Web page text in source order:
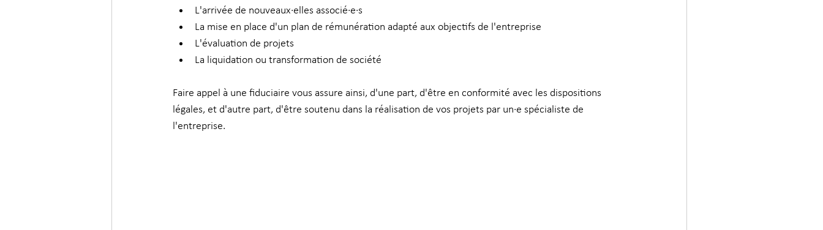
L'arrivée de nouveaux·elles associé·e·s
La mise en place d'un plan de rémunération adapté aux objectifs de l'entreprise
L'évaluation de projets
La liquidation ou transformation de société
Faire appel à une fiduciaire vous assure ainsi, d'une part, d'être en conformité avec les dispositions
légales, et d'autre part, d'être soutenu dans la réalisation de vos projets par un·e spécialiste de
l'entreprise.